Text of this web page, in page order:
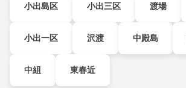
小出島区 小出三区 渡場
小出一区 沢渡 中殿島
中組 東春近